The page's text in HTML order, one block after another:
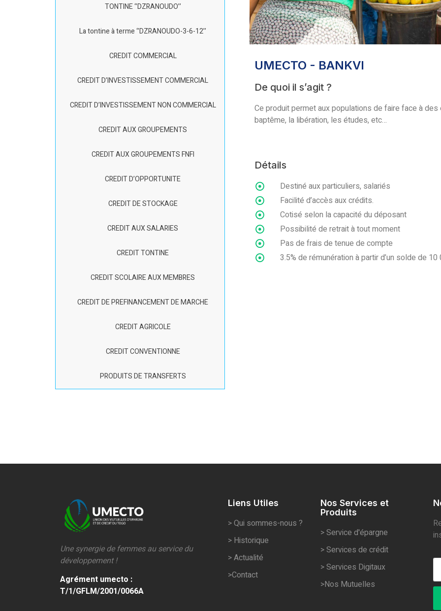
TONTINE ‘’DZRANOUDO’’
La tontine à terme ‘’DZRANOUDO-3-6-12’’
CREDIT COMMERCIAL
CREDIT D’INVESTISSEMENT COMMERCIAL
CREDIT D’INVESTISSEMENT NON COMMERCIAL
CREDIT AUX GROUPEMENTS
CREDIT AUX GROUPEMENTS FNFI
CREDIT D’OPPORTUNITE
CREDIT DE STOCKAGE
CREDIT AUX SALARIES
CREDIT TONTINE
CREDIT SCOLAIRE AUX MEMBRES
CREDIT DE PREFINANCEMENT DE MARCHE
CREDIT AGRICOLE
CREDIT CONVENTIONNE
PRODUITS DE TRANSFERTS
UMECTO - BANKVI
De quoi il s’agit ?
Ce produit permet aux populations de faire face à
baptême, la libération, les études, etc…
Détails
Destiné aux particuliers, salariés
Facilité d’accès aux crédits.
Cotisé selon la capacité du déposant
Possibilité de retrait à tout moment
Pas de frais de tenue de compte
3.5% de rémunération à partir d’un solde de 10
Une synergie de femmes au service du
développement !
Agrément umecto :
T/1/GFLM/2001/0066A
Liens Utiles
> Qui sommes-nous ?
> Historique
> Actualité
>Contact
Nos Services et
Produits
> Service d'épargne
> Services de crédit
> Services Digitaux
>Nos Mutuelles